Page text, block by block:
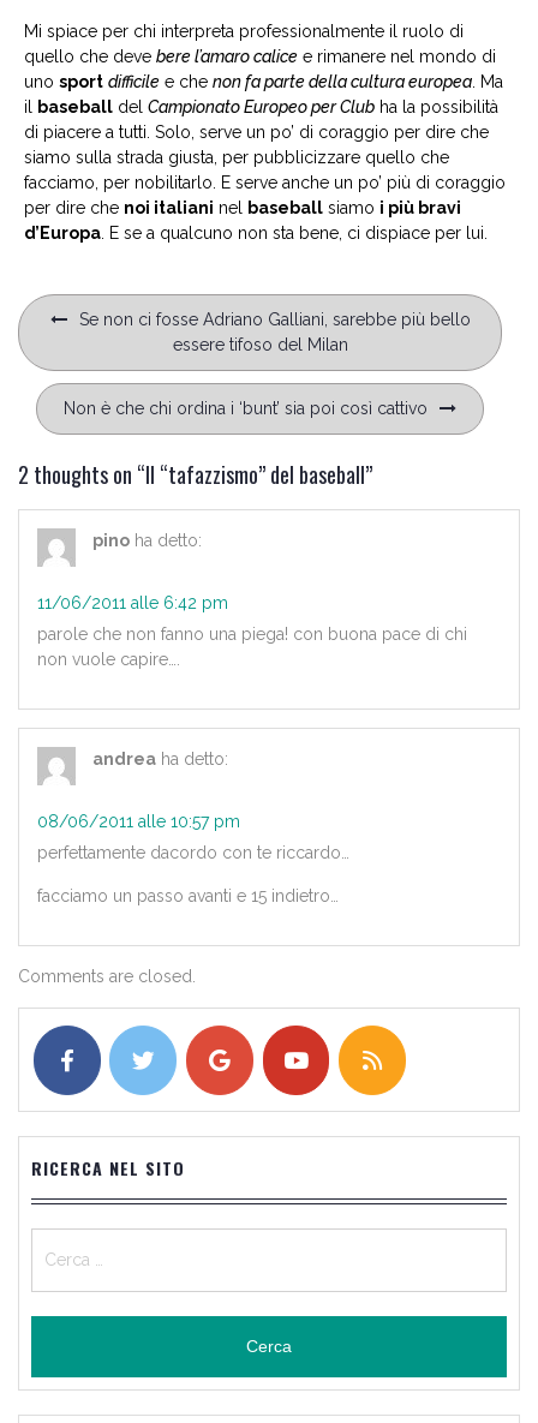
Mi spiace per chi interpreta professionalmente il ruolo di
quello che deve bere l’amaro calice e rimanere nel mondo di
uno sport difficile e che non fa parte della cultura europea . Ma
il
baseball del Campionato Europeo per Club ha la possibilità
di piacere a tutti. Solo, serve un po’ di coraggio per dire che
siamo sulla strada giusta, per pubblicizzare quello che
facciamo, per nobilitarlo. E serve anche un po’ più di coraggio
per dire che noi italiani nel baseball siamo i più bravi
d’Europa . E se a qualcuno non sta bene, ci dispiace per lui.
Navigazione
articoli
Se non ci fosse Adriano Galliani, sarebbe più bello
essere tifoso del Milan
Non è che chi ordina i ‘bunt’ sia poi così cattivo
2 thoughts on “Il “tafazzismo” del baseball”
pino ha detto:
11/06/2011 alle 6:42 pm
parole che non fanno una piega! con buona pace di chi
non vuole capire….
andrea ha detto:
08/06/2011 alle 10:57 pm
perfettamente dacordo con te riccardo…
facciamo un passo avanti e 15 indietro…
Comments are closed.
RICERCA NEL SITO
per: